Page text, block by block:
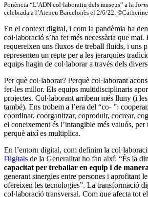
Ponència “L’ADN col·laboratiu dels museus” a la J
celebrada a l’Ateneu Barcelonès el 2/6/22.
En el context digital, i com la pandèmia ha
col·laboració s’ha fet més necessària que
requereixen uns fluxos de treball fluids, i uns
representen un repte per a les jerarquies
equips hagin de col·laborar a través dels
Per què col·laborar? Perquè col·laborant
fer-les millor. Els equips multidisciplinaris
projectes. Col·laborant arribem més lluny (i
també). Ens trobem a l’era del “co- ”:
coordinar, coorganitzar, coproduir, cocrear,
el coneixement és l’intangible més valuós,
perquè així es multiplica.
En l’entorn digital, com definim la
Digitals de la Generalitat ho fan així: “És la
capacitat per treballar en equip i de
generant sinergies entre persones i aprofitant
ofereixen les tecnologies”. La transformació
col·laboració transversal. Com que afecta tot